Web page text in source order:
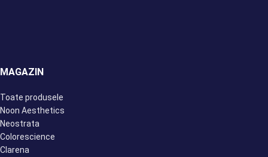
MAGAZIN
Toate produsele
Noon Aesthetics
Neostrata
Colorescience
Clarena